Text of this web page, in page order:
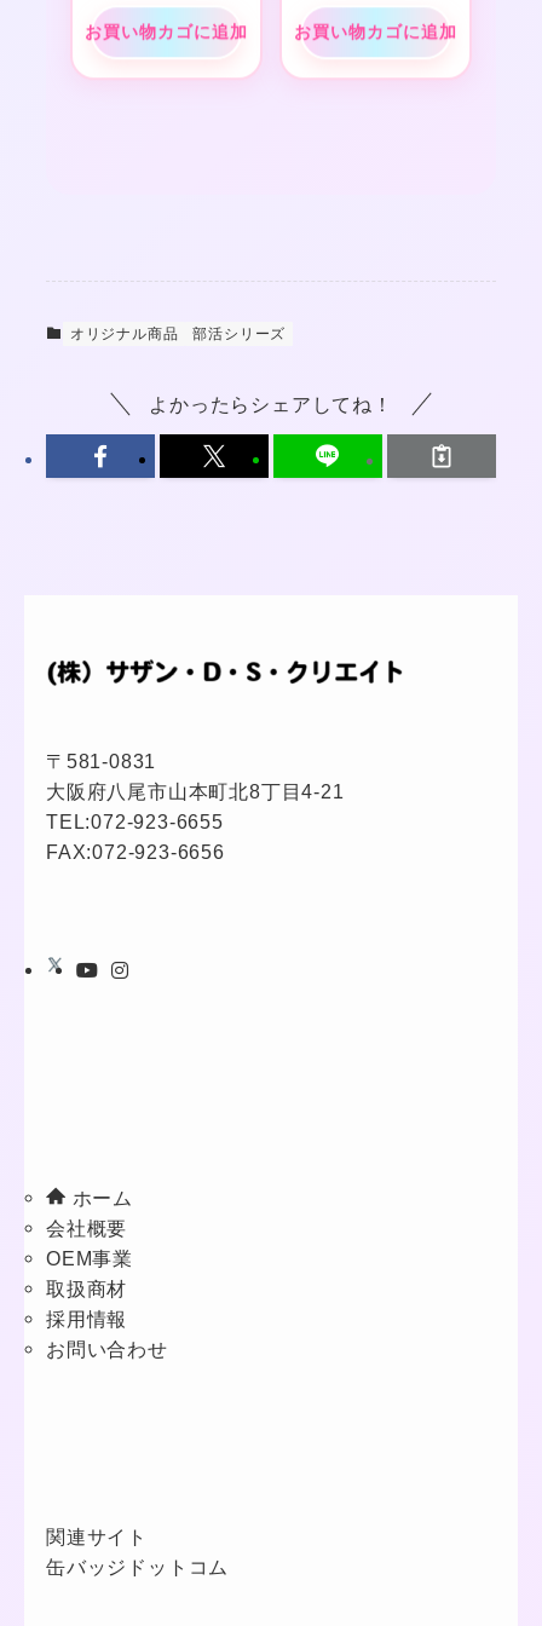
お買い物カゴに追加 お買い物カゴに追加
オリジナル商品 部活シリーズ
よかったらシェアしてね！
〒581-0831
大阪府八尾市山本町北8丁目4-21
TEL:072-923-6655
FAX:072-923-6656
ホーム
会社概要
OEM事業
取扱商材
採用情報
お問い合わせ
関連サイト
缶バッジドットコム